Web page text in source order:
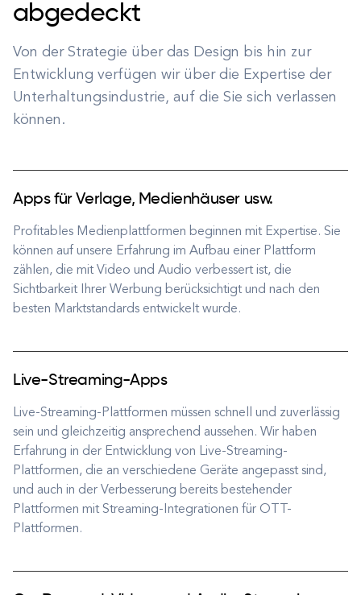
abgedeckt
Von der Strategie über das Design bis hin zur
Entwicklung verfügen wir über die Expertise der
Unterhaltungsindustrie, auf die Sie sich verlassen
können.
Apps für Verlage, Medienhäuser usw.
Profitables Medienplattformen beginnen mit Expertise. Sie
können auf unsere Erfahrung im Aufbau einer Plattform
zählen, die mit Video und Audio verbessert ist, die
Sichtbarkeit Ihrer Werbung berücksichtigt und nach den
besten Marktstandards entwickelt wurde.
Live-Streaming-Apps
Live-Streaming-Plattformen müssen schnell und zuverlässig
sein und gleichzeitig ansprechend aussehen. Wir haben
Erfahrung in der Entwicklung von Live-Streaming-
Plattformen, die an verschiedene Geräte angepasst sind,
und auch in der Verbesserung bereits bestehender
Plattformen mit Streaming-Integrationen für OTT-
Plattformen.